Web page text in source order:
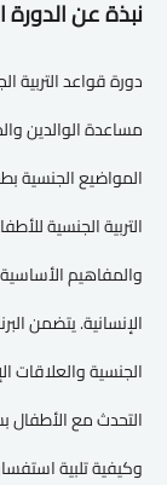
نبذة عن الدورة
دورة قواعد
مساعدة الوالدين
المواضيع الجنسية
التربية الجنسية
والمفاهيم الأساسية
الإنسانية. يتضمن
الجنسية والعلاقات
التحدث مع
وكيفية تلبية